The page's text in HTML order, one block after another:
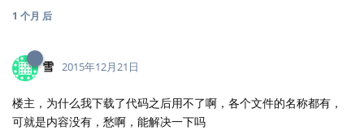
1 个月 后
雪 2015年12月21日
楼主，为什么我下载了代码之后用不了啊，各个文件的名称都有，
可就是内容没有，愁啊，能解决一下吗